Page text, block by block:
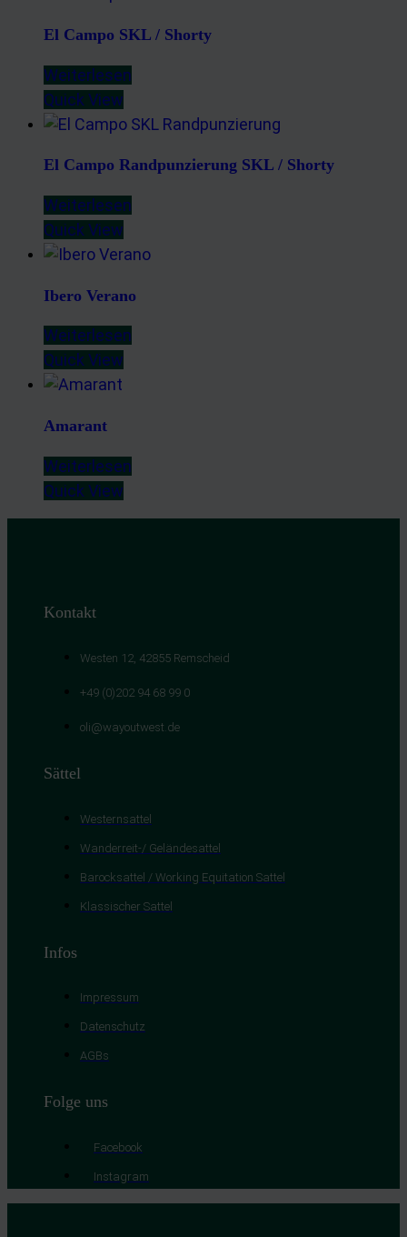
El Campo SKL / Shorty
Weiterlesen
Quick View
El Campo Randpunzierung SKL / Shorty
Weiterlesen
Quick View
Ibero Verano
Weiterlesen
Quick View
Amarant
Weiterlesen
Quick View
Kontakt
Westen 12, 42855 Remscheid
+49 (0)202 94 68 99 0
oli@wayoutwest.de
Sättel
Westernsattel
Wanderreit-/ Geländesattel
Barocksattel / Working Equitation Sattel
Klassischer Sattel
Infos
Impressum
Datenschutz
AGBs
Folge uns
Facebook
Instagram